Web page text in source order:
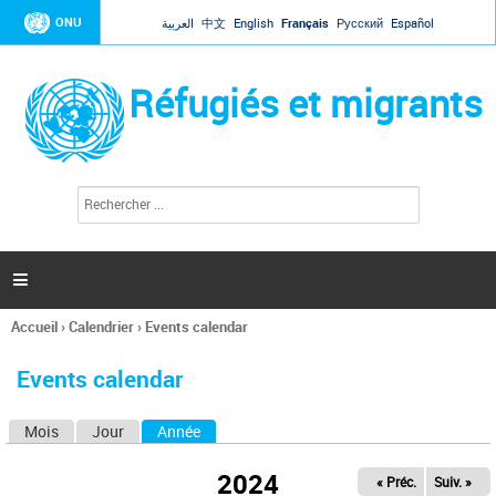
Jump to navigation
ONU العربية 中文 English Français Русский Español
Réfugiés et migrants
l
c
h
e

Vous
ici
Accueil›Calendrier› Events calendar
Events calendar
Mois Jour Année
2024 « Préc. Suiv. »